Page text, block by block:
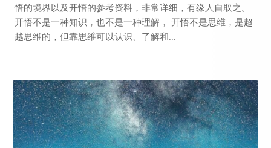
悟的境界以及开悟的参考资料，非常详细，有缘人自取之。
开悟不是一种知识，也不是一种理解， 开悟不是思维，是超
越思维的，但靠思维可以认识、了解和...